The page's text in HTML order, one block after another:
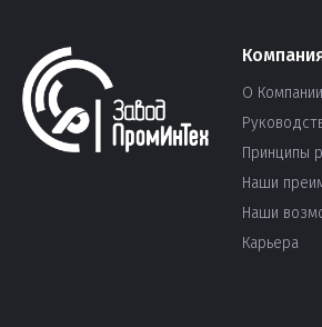
О Компании
Принципы
Наши
Наши
Карьера